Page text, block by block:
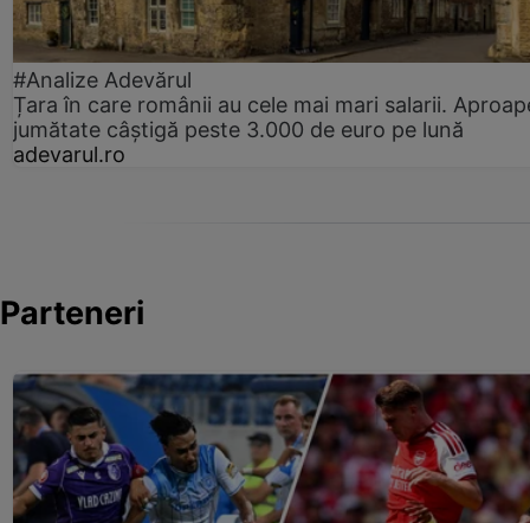
#Analize Adevărul
Țara în care românii au cele mai mari salarii.
jumătate câștigă peste 3.000 de euro pe lună
adevarul.ro
Parteneri